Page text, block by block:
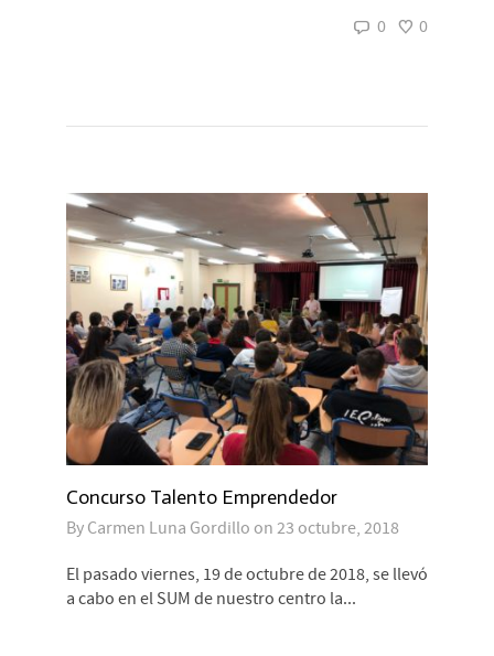
0 0
Concurso Talento Emprendedor
By Carmen Luna Gordillo on 23 octubre, 2018
El pasado viernes, 19 de octubre de 2018, se llevó
a cabo en el SUM de nuestro centro la...